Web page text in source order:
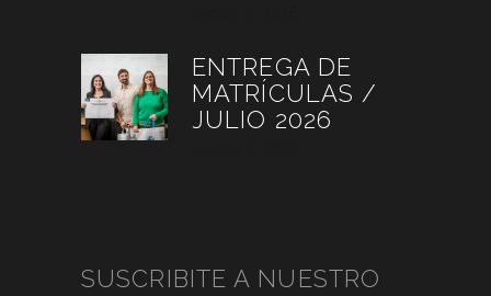
ENTREGA DE
MATRÍCULAS /
JULIO 2026
SUSCRIBITE A NUESTRO